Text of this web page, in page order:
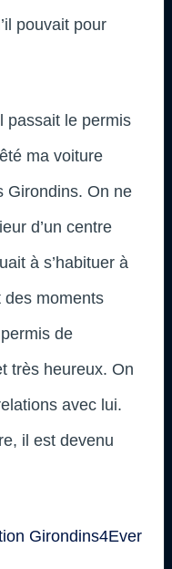
pouvait pour
passait le permis
ma voiture
Girondins. On ne
d’un centre
à s’habituer à
moments
de
très heureux. On
avec lui.
il est devenu
Girondins4Ever